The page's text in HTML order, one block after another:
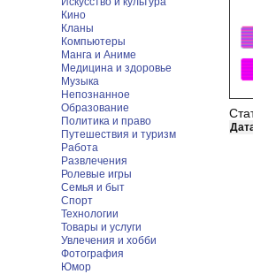
Кино
Кланы
Компьютеры
Манга и Аниме
Медицина и здоровье
Музыка
Непознанное
Образование
Политика и право
Путешествия и туризм
Работа
Развлечения
Ролевые игры
Семья и быт
Спорт
Технологии
Товары и услуги
Увлечения и хобби
Фотография
Юмор